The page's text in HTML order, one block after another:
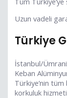
Uzun vadeli
Türkiye
İstanbul/
Keban
Türkiye’nin
korkuluk